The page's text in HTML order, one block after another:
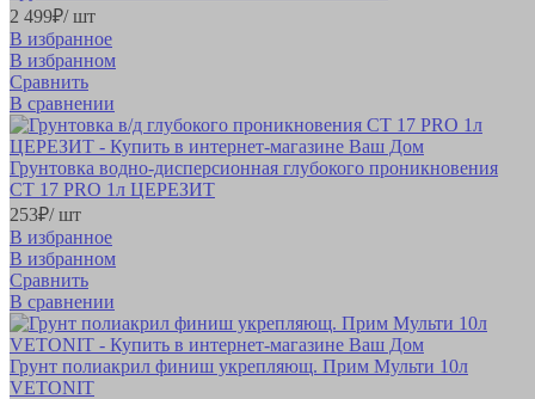
2 499₽/ шт
В избранное
В избранном
Сравнить
В сравнении
Грунтовка водно-дисперсионная глубокого проникновения
CT 17 PRO 1л ЦЕРЕЗИТ
253₽/ шт
В избранное
В избранном
Сравнить
В сравнении
Грунт полиакрил финиш укрепляющ. Прим Мульти 10л
VETONIT